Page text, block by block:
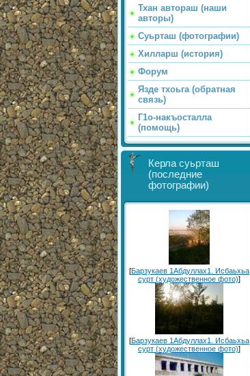
Тхан автораш (наши
авторы)
Суьрташ (фотографии)
Хилларш (история)
Форум
Язде тхоьга (обратная
связь)
Г1о-накъосталла
(помощь)
Керла суьрташ
(последние
фотографии)
[Барзукаев 1Абдуллах1. Исбаьхьа
сурт (художественное фото)]
[Барзукаев 1Абдуллах1. Исбаьхьа
сурт (художественное фото)]